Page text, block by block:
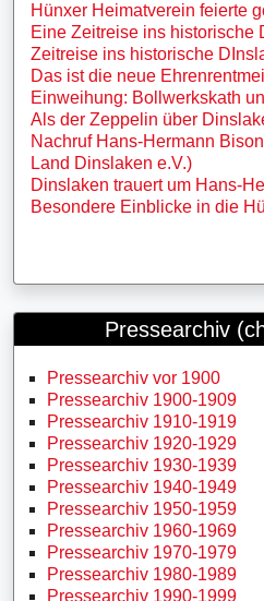
Hünxer Heimatverein feierte
Eine Zeitreise ins historische
Zeitreise ins historische
Das ist die neue
Einweihung: Bollwerkskath
Als der Zeppelin über
Nachruf Hans-Hermann
Land Dinslaken e.V.)
Dinslaken trauert um Hans-
Besondere Einblicke in die
Pressearchiv
Pressearchiv vor 1900
Pressearchiv 1900-1909
Pressearchiv 1910-1919
Pressearchiv 1920-1929
Pressearchiv 1930-1939
Pressearchiv 1940-1949
Pressearchiv 1950-1959
Pressearchiv 1960-1969
Pressearchiv 1970-1979
Pressearchiv 1980-1989
Pressearchiv 1990-1999